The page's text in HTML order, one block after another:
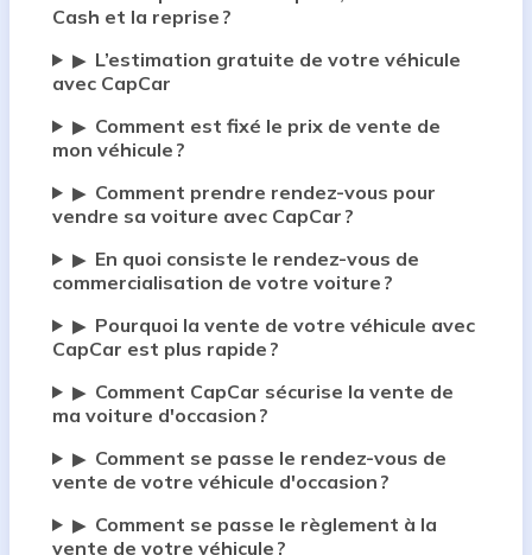
Cash et la reprise ?
▶ L’estimation gratuite de votre véhicule
avec CapCar
▶ Comment est fixé le prix de vente de
mon véhicule ?
▶ Comment prendre rendez-vous pour
vendre sa voiture avec CapCar ?
▶ En quoi consiste le rendez-vous de
commercialisation de votre voiture ?
▶ Pourquoi la vente de votre véhicule avec
CapCar est plus rapide ?
▶ Comment CapCar sécurise la vente de
ma voiture d'occasion ?
▶ Comment se passe le rendez-vous de
vente de votre véhicule d'occasion ?
▶ Comment se passe le règlement à la
vente de votre véhicule ?